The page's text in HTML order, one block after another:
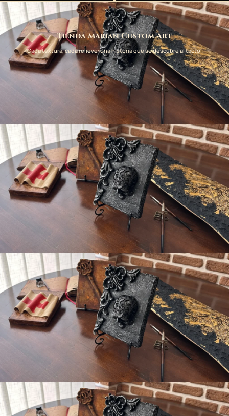
Tienda Marian Custom Art
Cada textura, cada relieve: una historia que se descubre al tacto.